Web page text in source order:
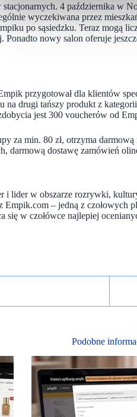
stacjonarnych. 4 października w
wyczekiwana przez
po sąsiedzku. Teraz mogą
nowy salon oferuje
przygotował dla klientów
na drugi tańszy produkt z
jest 300 voucherów od
za min. 80 zł, otrzyma
darmową dostawę zamówień
i lider w obszarze rozrywki,
Empik.com – jedną z czołowych
się w czołówce najlepiej
Podobne